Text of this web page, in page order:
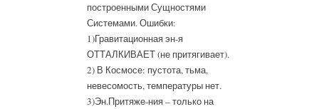
построенными Сущностями
Системами. Ошибки:
1)Гравитационная эн-я
ОТТАЛКИВАЕТ (не притягивает).
2) В Космосе: пустота, тьма,
невесомость, температуры нет.
3)Эн.Притяже-ния – только на